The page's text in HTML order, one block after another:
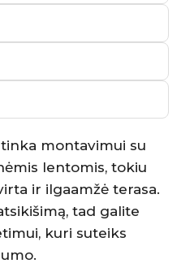
montavimui su
lentomis, tokiu
ir ilgaamžė terasa.
tad galite
kuri suteiks